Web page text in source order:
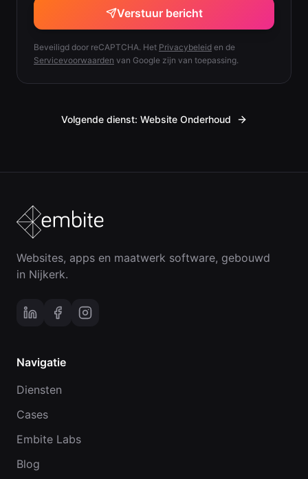
Verstuur bericht
Beveiligd door reCAPTCHA. Het Privacybeleid en de
Servicevoorwaarden van Google zijn van toepassing.
Volgende dienst: Website Onderhoud
Websites, apps en maatwerk software, gebouwd
in Nijkerk.
Navigatie
Diensten
Cases
Embite Labs
Blog